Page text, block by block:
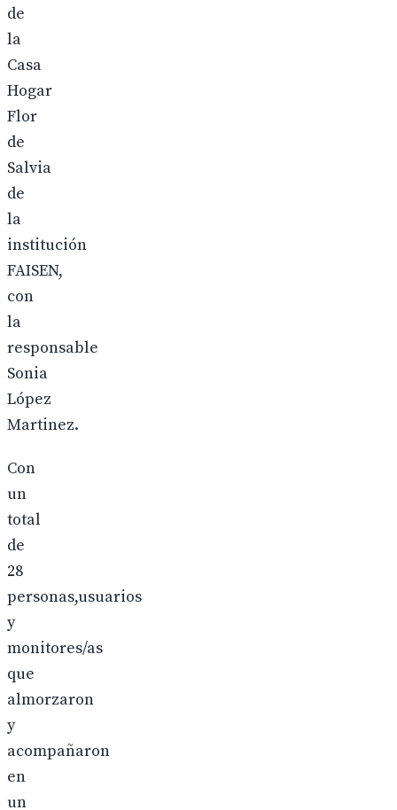
de
la
Casa
Hogar
Flor
de
Salvia
de
la
institución
FAISEN,
con
la
responsable
Sonia
López
Martinez.
Con
un
total
de
28
personas,usuarios
y
monitores/as
que
almorzaron
y
acompañaron
en
un